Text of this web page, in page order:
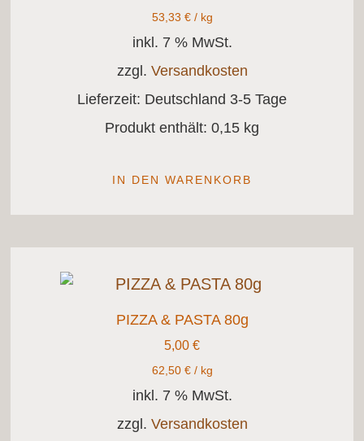
53,33 €/ kg
inkl. 7 % MwSt.
zzgl. Versandkosten
Lieferzeit: Deutschland 3-5 Tage
Produkt enthält: 0,15 kg
IN DEN WARENKORB
PIZZA & PASTA 80g
5,00 €
62,50 €/ kg
inkl. 7 % MwSt.
zzgl. Versandkosten